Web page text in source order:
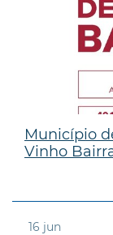
Município
Vinho
16 jun